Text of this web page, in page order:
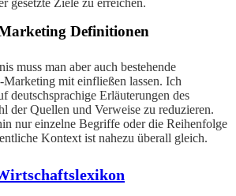
gesetzte Ziele zu erreichen.
Definitionen
muss man aber auch bestehende
mit einfließen lassen. Ich
deutschsprachige Erläuterungen des
der Quellen und Verweise zu reduzieren.
nur einzelne Begriffe oder die Reihenfolge
Kontext ist nahezu überall gleich.